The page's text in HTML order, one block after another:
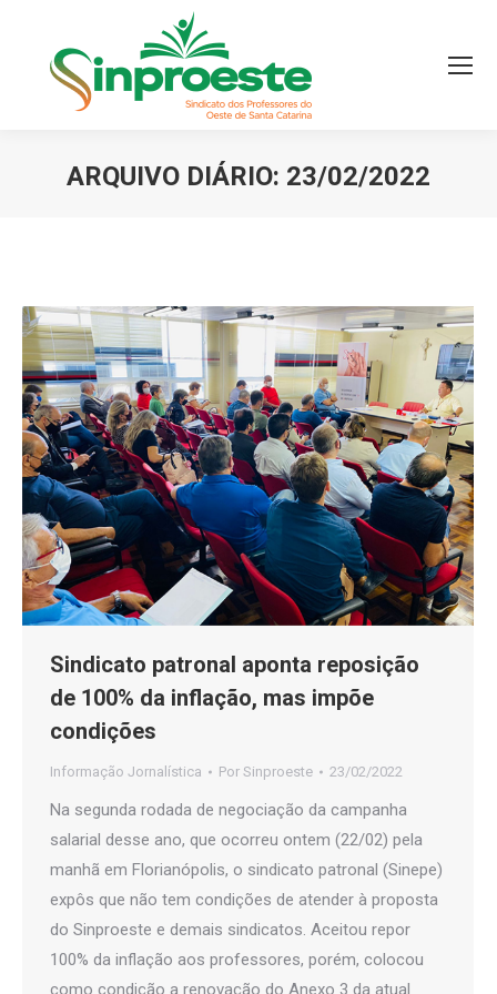
ARQUIVO DIÁRIO: 23/02/2022
Sindicato patronal aponta reposição
de 100% da inflação, mas impõe
condições
Informação Jornalística Por Sinproeste 23/02/2022
Na segunda rodada de negociação da campanha
salarial desse ano, que ocorreu ontem (22/02) pela
manhã em Florianópolis, o sindicato patronal (Sinepe)
expôs que não tem condições de atender à proposta
do Sinproeste e demais sindicatos. Aceitou repor
100% da inflação aos professores, porém, colocou
como condição a renovação do Anexo 3 da atual